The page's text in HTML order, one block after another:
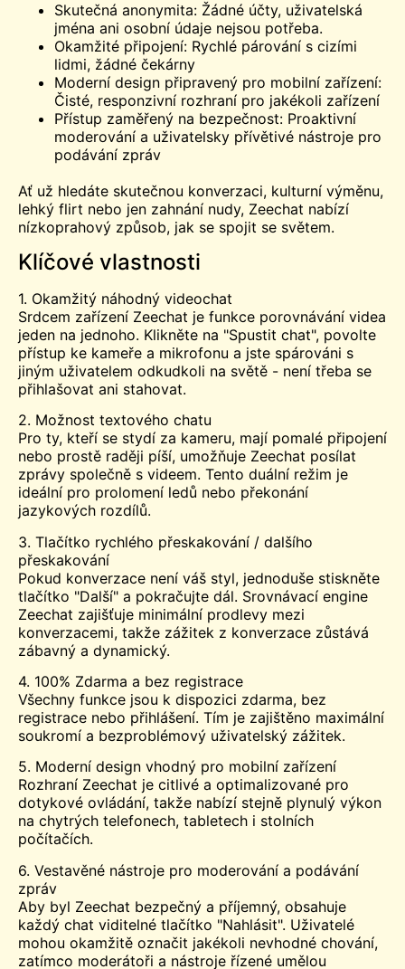
Skutečná anonymita: Žádné účty, uživatelská
jména ani osobní údaje nejsou potřeba.
Okamžité připojení: Rychlé párování s cizími
lidmi, žádné čekárny
Moderní design připravený pro mobilní zařízení:
Čisté, responzivní rozhraní pro jakékoli zařízení
Přístup zaměřený na bezpečnost: Proaktivní
moderování a uživatelsky přívětivé nástroje pro
podávání zpráv
Ať už hledáte skutečnou konverzaci, kulturní výměnu,
lehký flirt nebo jen zahnání nudy, Zeechat nabízí
nízkoprahový způsob, jak se spojit se světem.
Klíčové vlastnosti
1. Okamžitý náhodný videochat
Srdcem zařízení Zeechat je funkce porovnávání videa
jeden na jednoho. Klikněte na "Spustit chat", povolte
přístup ke kameře a mikrofonu a jste spárováni s
jiným uživatelem odkudkoli na světě - není třeba se
přihlašovat ani stahovat.
2. Možnost textového chatu
Pro ty, kteří se stydí za kameru, mají pomalé připojení
nebo prostě raději píší, umožňuje Zeechat posílat
zprávy společně s videem. Tento duální režim je
ideální pro prolomení ledů nebo překonání
jazykových rozdílů.
3. Tlačítko rychlého přeskakování / dalšího
přeskakování
Pokud konverzace není váš styl, jednoduše stiskněte
tlačítko "Další" a pokračujte dál. Srovnávací engine
Zeechat zajišťuje minimální prodlevy mezi
konverzacemi, takže zážitek z konverzace zůstává
zábavný a dynamický.
4. 100% Zdarma a bez registrace
Všechny funkce jsou k dispozici zdarma, bez
registrace nebo přihlášení. Tím je zajištěno maximální
soukromí a bezproblémový uživatelský zážitek.
5. Moderní design vhodný pro mobilní zařízení
Rozhraní Zeechat je citlivé a optimalizované pro
dotykové ovládání, takže nabízí stejně plynulý výkon
na chytrých telefonech, tabletech i stolních
počítačích.
6. Vestavěné nástroje pro moderování a podávání
zpráv
Aby byl Zeechat bezpečný a příjemný, obsahuje
každý chat viditelné tlačítko "Nahlásit". Uživatelé
mohou okamžitě označit jakékoli nevhodné chování,
zatímco moderátoři a nástroje řízené umělou